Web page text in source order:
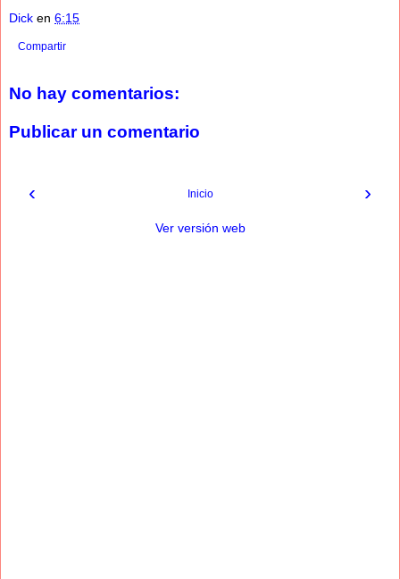
Dick en 6:15
Compartir
No hay comentarios:
Publicar un comentario
‹ ›
Inicio
Ver versión web